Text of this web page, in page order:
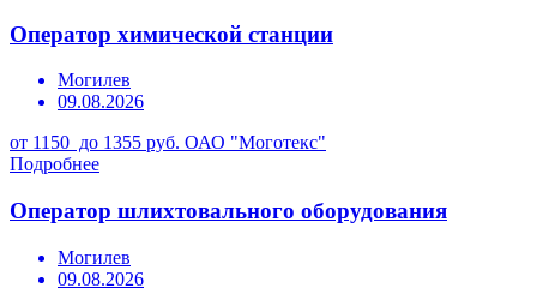
Оператор химической станции
Могилев
09.08.2026
от 1150 до 1355 руб. ОАО "Моготекс"
Подробнее
Оператор шлихтовального оборудования
Могилев
09.08.2026